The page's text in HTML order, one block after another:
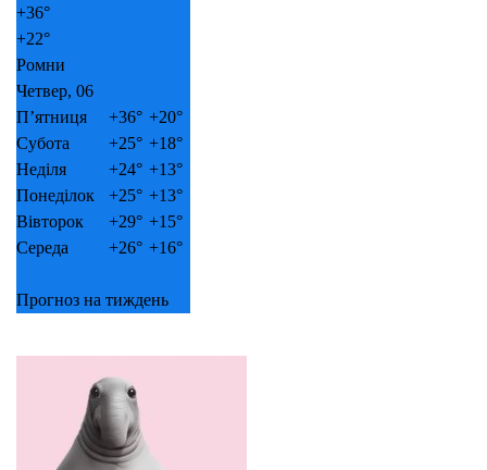
+36°
+22°
Ромни
Четвер, 06
П’ятниця
+36° +20°
Субота
+25° +18°
Неділя
+24° +13°
Понеділок
+25° +13°
Вівторок
+29° +15°
Середа
+26° +16°
Прогноз на тиждень